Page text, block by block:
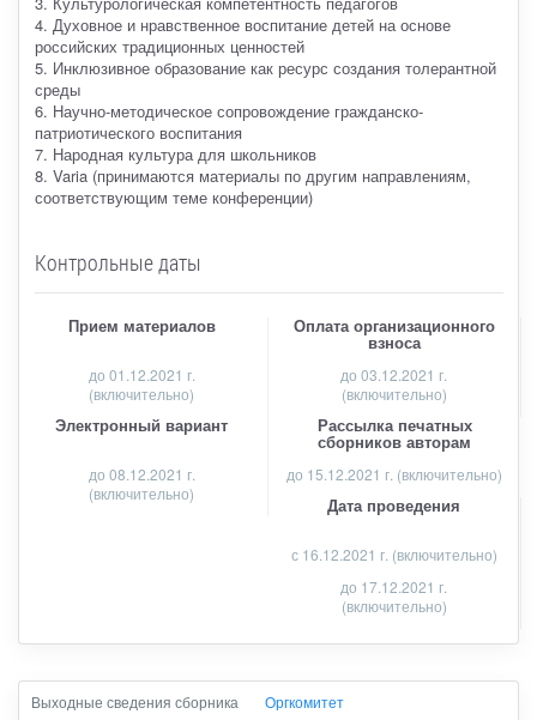
4. Духовное и нравственное воспитание детей на основе
российских традиционных ценностей
5. Инклюзивное образование как ресурс создания толерантной
среды
6. Научно-методическое сопровождение гражданско-
патриотического воспитания
7. Народная культура для школьников
8. Varia (принимаются материалы по другим направлениям,
соответствующим теме конференции)
Контрольные даты
Прием материалов
до 01.12.2021 г.
(включительно)
Оплата организационного
взноса
до 03.12.2021 г.
(включительно)
Электронный вариант
до 08.12.2021 г.
(включительно)
Рассылка печатных
сборников авторам
до 15.12.2021 г. (включительно)
Дата проведения
с 16.12.2021 г. (включительно)
до 17.12.2021 г.
(включительно)
Выходные сведения сборника Оргкомитет